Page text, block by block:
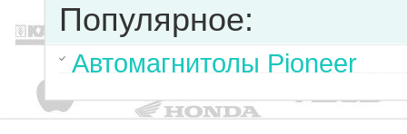
Популярное:
Автомагнитолы Pioneer